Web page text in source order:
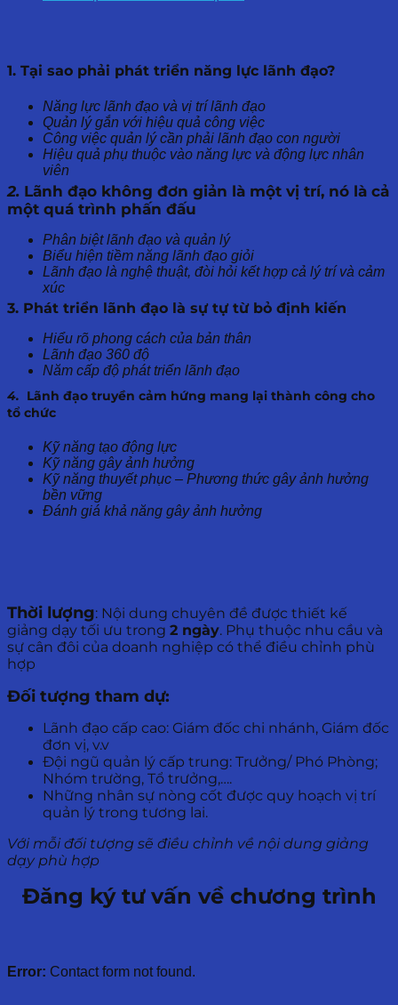
1. Tại sao phải phát triển năng lực lãnh đạo?
Năng lực lãnh đạo và vị trí lãnh đạo
Quản lý gắn với hiệu quả công việc
Công việc quản lý cần phải lãnh đạo con người
Hiệu quả phụ thuộc vào năng lực và động lực nhân
viên
2. Lãnh đạo không đơn giản là một vị trí, nó là cả
một quá trình phấn đấu
Phân biệt lãnh đạo và quản lý
Biểu hiện tiềm năng lãnh đạo giỏi
Lãnh đạo là nghệ thuật, đòi hỏi kết hợp cả lý trí và cảm
xúc
3. Phát triển lãnh đạo là sự tự từ bỏ định kiến
Hiểu rõ phong cách của bản thân
Lãnh đạo 360 độ
Năm cấp độ phát triển lãnh đạo
4. Lãnh đạo truyền cảm hứng mang lại thành công cho
tổ chức
Kỹ năng tạo động lực
Kỹ năng gây ảnh hưởng
Kỹ năng thuyết phục – Phương thức gây ảnh hưởng
bền vững
Đánh giá khả năng gây ảnh hưởng
Thời lượng: Nội dung chuyên đề được thiết kế
giảng dạy tối ưu trong 2 ngày. Phụ thuộc nhu cầu và
sự cân đôi của doanh nghiệp có thể điều chỉnh phù
hợp
Đối tượng tham dự:
Lãnh đạo cấp cao: Giám đốc chi nhánh, Giám đốc
đơn vị, v.v
Đội ngũ quản lý cấp trung: Trưởng/ Phó Phòng;
Nhóm trường, Tổ trưởng,….
Những nhân sự nòng cốt được quy hoạch vị trí
quản lý trong tương lai.
Với mỗi đối tượng sẽ điều chỉnh về nội dung giảng
dạy phù hợp
Đăng ký tư vấn về chương trình
Error: Contact form not found.